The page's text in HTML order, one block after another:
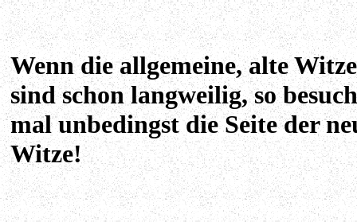
Wenn die allgemeine, alte Witze
sind schon langweilig, so besuch
mal unbedingst die Seite der
Witze!